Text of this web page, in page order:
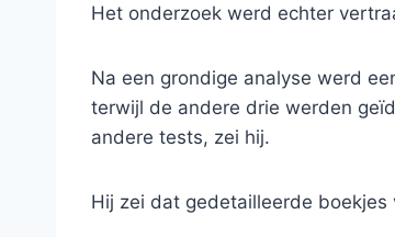
Het onderzoek werd echter
Na een grondige analyse werd
terwijl de andere drie werden
andere tests, zei hij.
Hij zei dat gedetailleerde